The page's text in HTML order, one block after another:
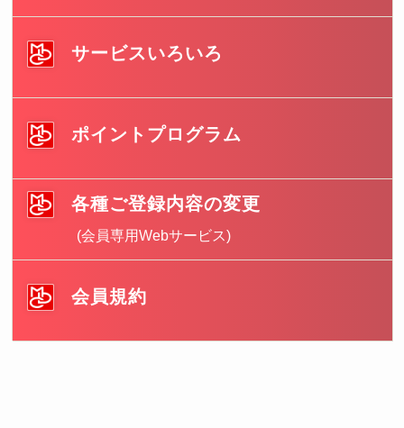
サービスいろいろ
ポイントプログラム
各種ご登録内容の変更
(会員専用Webサービス)
会員規約